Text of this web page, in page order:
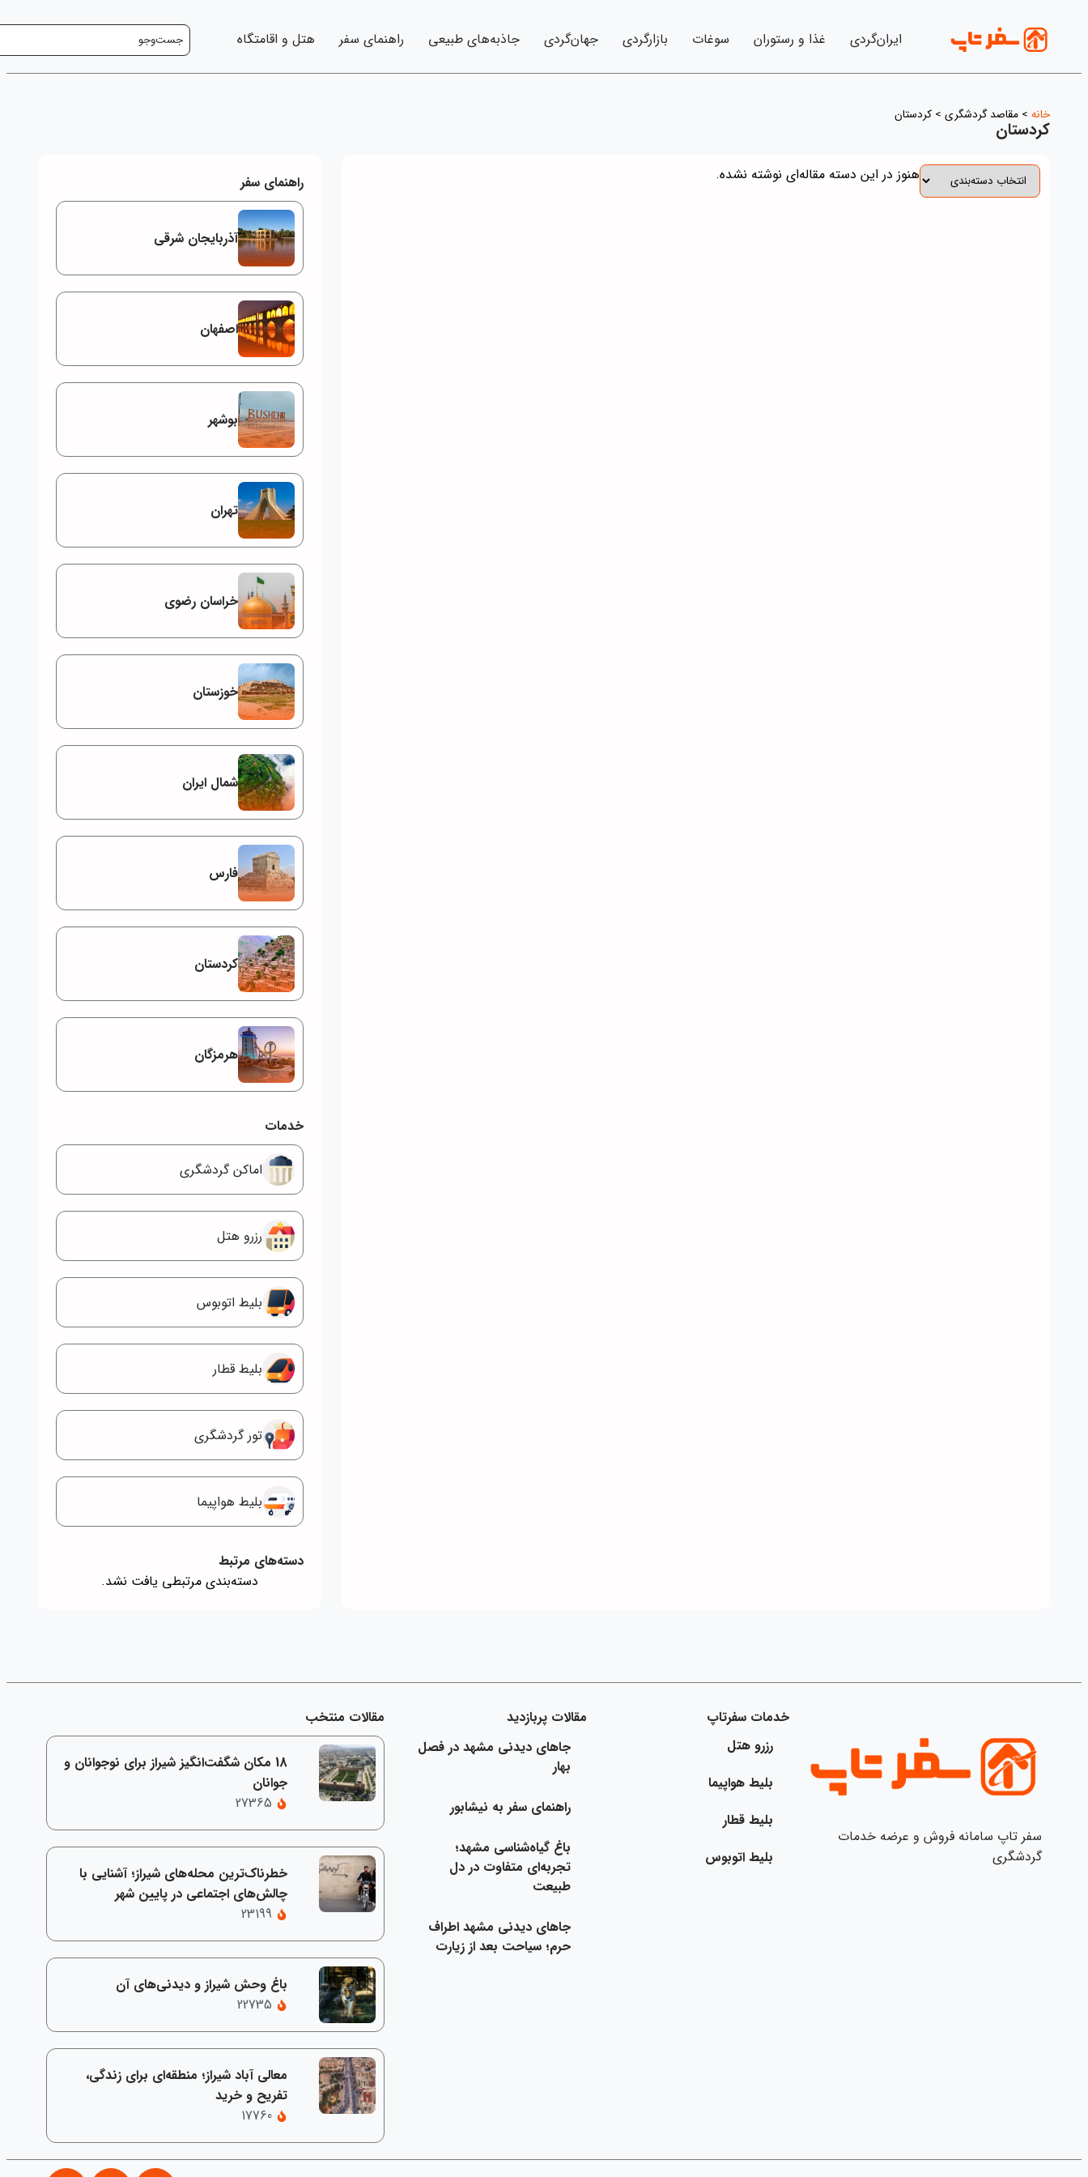
ایران‌گردی غذا و رستوران سوغات بازارگردی جهان‌گردی جاذبه‌های طبیعی راهنمای سفر هتل و اقامتگاه
خانه > مقاصد گردشگری > کردستان
کردستان
هنوز در این دسته مقاله‌ای نوشته نشده. راهنمای سفر
آذربایجان شرقی
اصفهان
بوشهر
تهران
خراسان رضوی
خوزستان
شمال ایران
فارس
کردستان
هرمزگان
خدمات
اماکن گردشگری
رزرو هتل
بلیط اتوبوس
بلیط قطار
تور گردشگری
بلیط هواپیما
دسته‌های مرتبط
دسته‌بندی مرتبطی یافت نشد.
سفر تاپ سامانه فروش و عرضه خدمات
گردشگری
خدمات سفرتاپ
رزرو هتل
بلیط هواپیما
بلیط قطار
بلیط اتوبوس
مقالات پربازدید
جاهای دیدنی مشهد در فصل
بهار
راهنمای سفر به نیشابور
باغ گیاه‌شناسی مشهد؛
تجربه‌ای متفاوت در دل
طبیعت
جاهای دیدنی مشهد اطراف
حرم؛ سیاحت بعد از زیارت
مقالات منتخب
18 مکان شگفت‌انگیز شیراز برای نوجوانان و
جوانان
27365
خطرناک‌ترین محله‌های شیراز؛ آشنایی با
چالش‌های اجتماعی در پایین شهر
23199
باغ وحش شیراز و دیدنی‌های آن
22735
معالی‌ آباد شیراز؛ منطقه‌ای برای زندگی،
تفریح و خرید
17760